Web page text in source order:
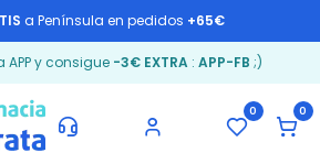
a Península en pedidos +65€
y consigue -3€ EXTRA: APP-FB ;)
0 0